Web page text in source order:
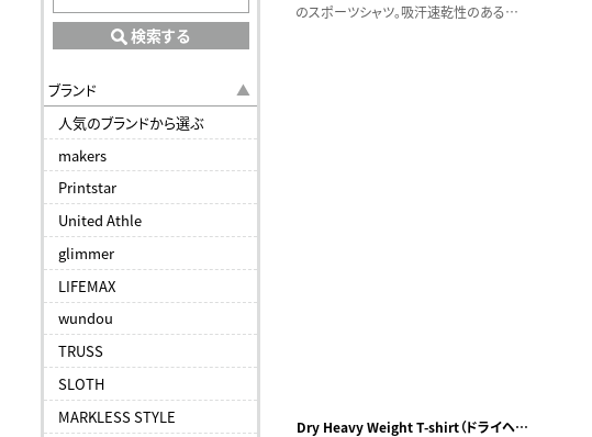
検索する
ブランド
人気のブランドから選ぶ
makers
Printstar
United Athle
glimmer
LIFEMAX
wundou
TRUSS
SLOTH
MARKLESS STYLE
のスポーツシャツ。吸汗速乾性のあるポ
Dry Heavy Weight T-shirt（ドライヘビ